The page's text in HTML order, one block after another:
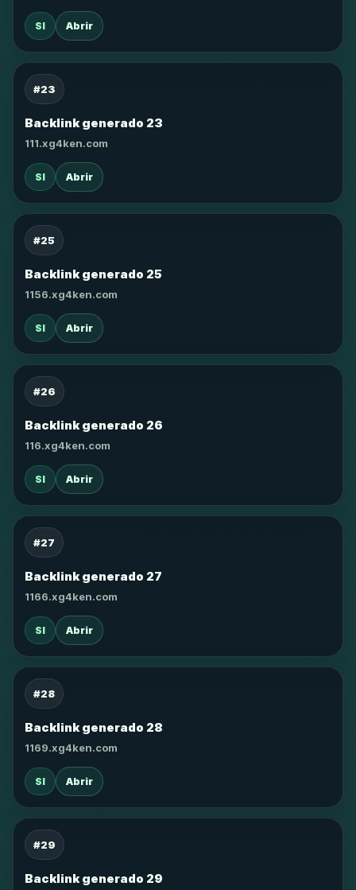
SI Abrir
#23
Backlink generado 23
111.xg4ken.com
SI Abrir
#25
Backlink generado 25
1156.xg4ken.com
SI Abrir
#26
Backlink generado 26
116.xg4ken.com
SI Abrir
#27
Backlink generado 27
1166.xg4ken.com
SI Abrir
#28
Backlink generado 28
1169.xg4ken.com
SI Abrir
#29
Backlink generado 29